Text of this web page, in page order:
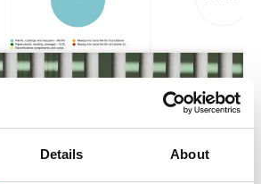
Details About
vurdering af